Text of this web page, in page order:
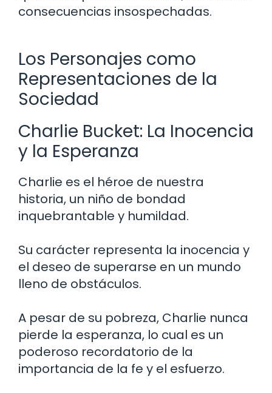
consecuencias insospechadas.
Los Personajes como
Representaciones de la
Sociedad
Charlie Bucket: La Inocencia
y la Esperanza
Charlie es el héroe de nuestra
historia, un niño de bondad
inquebrantable y humildad.
Su carácter representa la inocencia y
el deseo de superarse en un mundo
lleno de obstáculos.
A pesar de su pobreza, Charlie nunca
pierde la esperanza, lo cual es un
poderoso recordatorio de la
importancia de la fe y el esfuerzo.